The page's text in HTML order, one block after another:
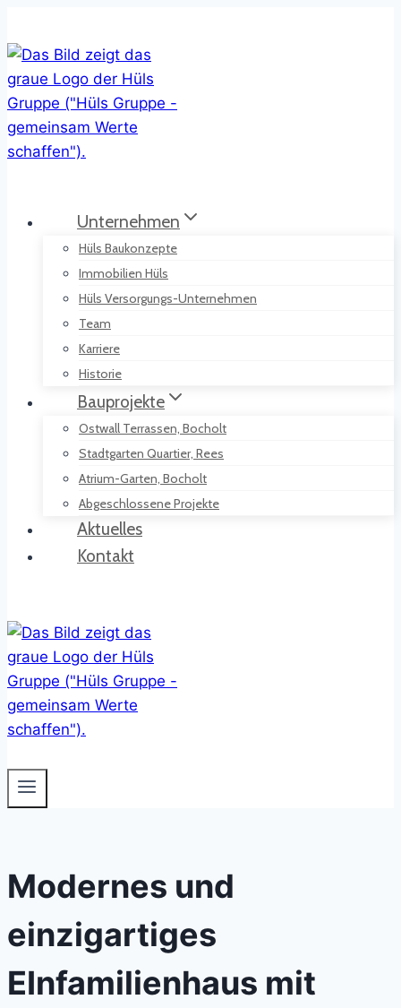
Inhalt
springen
Unternehmen
Hüls Baukonzepte
Immobilien Hüls
Hüls Versorgungs-Unternehmen
Team
Karriere
Historie
Bauprojekte
Ostwall Terrassen, Bocholt
Stadtgarten Quartier, Rees
Atrium-Garten, Bocholt
Abgeschlossene Projekte
Aktuelles
Kontakt
Modernes und
einzigartiges
EInfamilienhaus mit